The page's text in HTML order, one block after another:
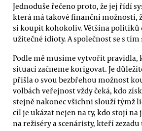
Jednoduše řečeno proto, že jej řídí
která má takové finanční možnosti,
si koupit kohokoliv. Většina politiků
užitečné idioty. A společnost se s
Podle mě musíme vytvořit
situaci začneme korigovat. Je
přišla o svou bezbřehou možnost
volbách veřejnost vždy čeká, kdo
stejně nakonec všichni slouží týmž
cíl je ukázat nejen na ty, kdo stojí na
na režiséry a scenáristy, kteří